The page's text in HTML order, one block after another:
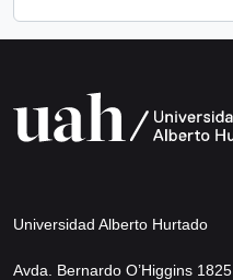
Universidad Alberto Hurtado
Avda. Bernardo O’Higgins 1825